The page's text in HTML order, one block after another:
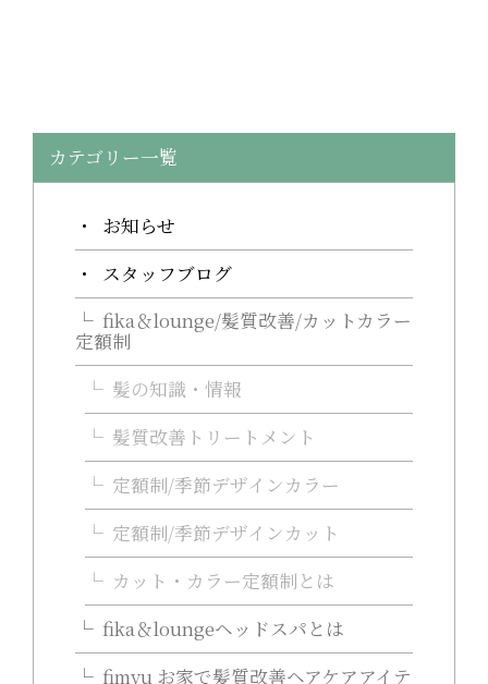
カテゴリー一覧
お知らせ
スタッフブログ
fika＆lounge/髪質改善/カットカラー
定額制
髪の知識・情報
髪質改善トリートメント
定額制/季節デザインカラー
定額制/季節デザインカット
カット・カラー定額制とは
fika＆loungeヘッドスパとは
fimyu お家で髪質改善ヘアケアアイテ